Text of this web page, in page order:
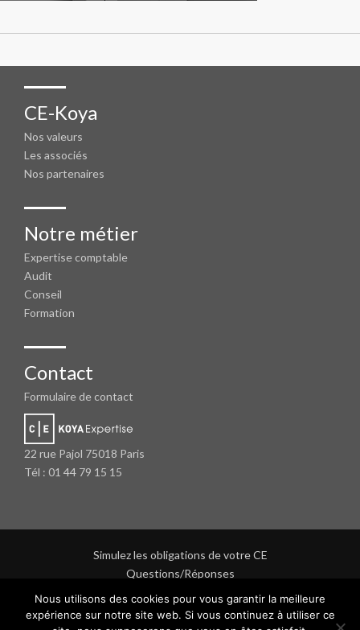
CE-Koya
Nos valeurs
Les associés
Nos partenaires
Notre métier
Expertise comptable
Audit
Conseil
Formation
Contact
Formulaire de contact
22 rue Pajol 75018 Paris
Tél : 01 44 79 15 15
Simulez les obligations de votre CE
Questions/Réponses
Protection des données personnelles
Mentions légales
Nous utilisons des cookies pour vous garantir la meilleure
expérience sur notre site web. Si vous continuez à utiliser ce